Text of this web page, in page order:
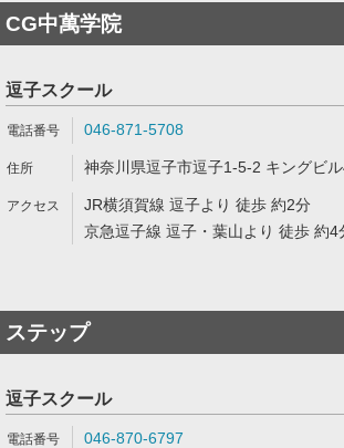
CG中萬学院
逗子スクール
046-871-5708
神奈川県逗子市逗子1-5-2 キングビ
JR横須賀線 逗子より 徒歩 約2分
京急逗子線 逗子・葉山より 徒歩 約4
ステップ
逗子スクール
046-870-6797